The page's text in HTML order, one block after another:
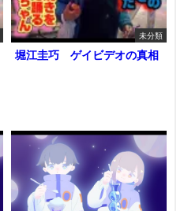
未分類
堀江圭巧 ゲイビデオの真相